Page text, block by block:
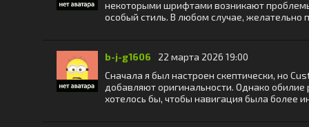
некоторыми шрифтами возникают
особый стиль. В любом случае, желательно
b-j-g1606
22 марта 2026 19:00
Сначала я был настроен скептически, но
добавляют оригинальности. Однако
хотелось бы, чтобы навигация была более